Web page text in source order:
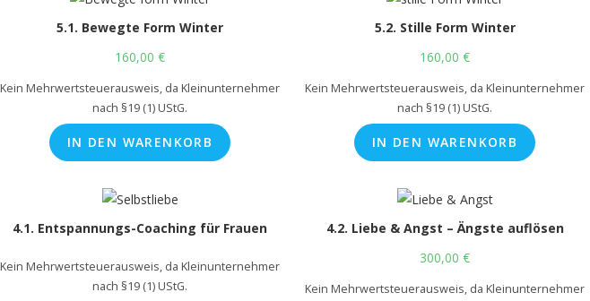
5.1. Bewegte Form Winter
160,00 €
Kein Mehrwertsteuerausweis, da Kleinunternehmer
nach §19 (1) UStG.
IN DEN WARENKORB
5.2. Stille Form Winter
160,00 €
Kein Mehrwertsteuerausweis, da Kleinunternehmer
nach §19 (1) UStG.
IN DEN WARENKORB
4.1. Entspannungs-Coaching für Frauen
Kein Mehrwertsteuerausweis, da Kleinunternehmer
nach §19 (1) UStG.
4.2. Liebe & Angst – Ängste auflösen
300,00 €
Kein Mehrwertsteuerausweis, da Kleinunternehmer